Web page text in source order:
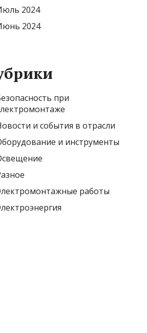
2024
2024
при
и события в отрасли
и инструменты
работы